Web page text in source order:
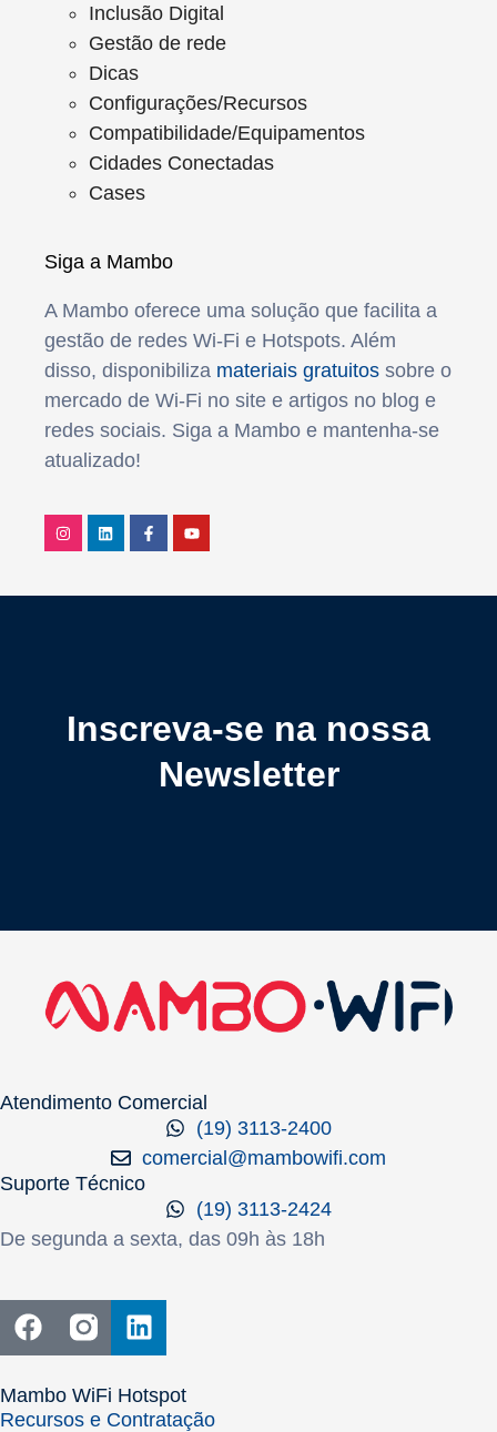
Inclusão Digital
Gestão de rede
Dicas
Configurações/Recursos
Compatibilidade/Equipamentos
Cidades Conectadas
Cases
Siga a Mambo
A Mambo oferece uma solução que facilita a
gestão de redes Wi-Fi e Hotspots. Além
disso, disponibiliza materiais gratuitos sobre o
mercado de Wi-Fi no site e artigos no blog e
redes sociais. Siga a Mambo e mantenha-se
atualizado!
Inscreva-se na nossa
Newsletter
Atendimento Comercial
(19) 3113-2400
comercial@mambowifi.com
Suporte Técnico
(19) 3113-2424
De segunda a sexta, das 09h às 18h
Mambo WiFi Hotspot
Recursos e Contratação